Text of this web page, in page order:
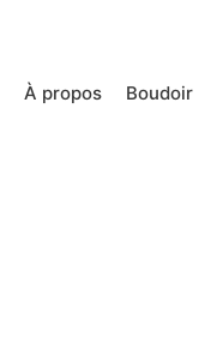
À propos Boudoir